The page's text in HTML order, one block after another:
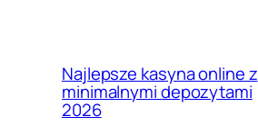
Najlepsze kasyna online z
minimalnymi depozytami
2026